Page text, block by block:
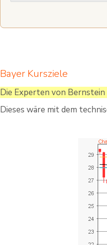
Bayer Kursziele
Die Experten von Bernstein
Dieses wäre mit dem